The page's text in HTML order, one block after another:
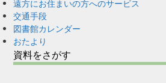
遠方にお住まいの方へのサービス
交通手段
図書館カレンダー
おたより
資料をさがす